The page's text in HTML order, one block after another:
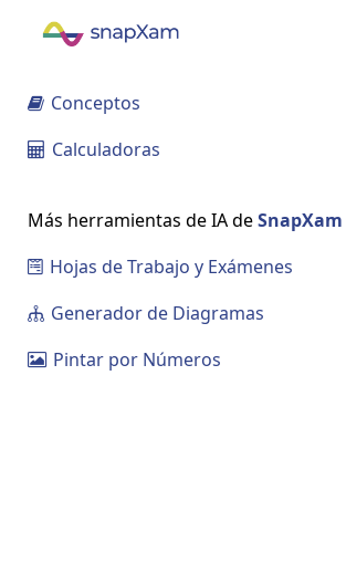
 Conceptos
 Calculadoras
Más herramientas de IA deSnapXam
 Hojas de Trabajo y Exámenes
 Generador de Diagramas
 Pintar por Números